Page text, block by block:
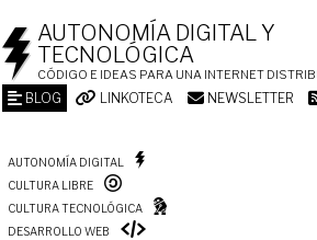
AUTONOMÍA DIGITAL Y
TECNOLÓGICA
CÓDIGO E IDEAS PARA UNA INTERNET
BLOG LINKOTECA NEWSLETTER
AUTONOMÍA DIGITAL
CULTURA LIBRE
CULTURA TECNOLÓGICA
DESARROLLO WEB